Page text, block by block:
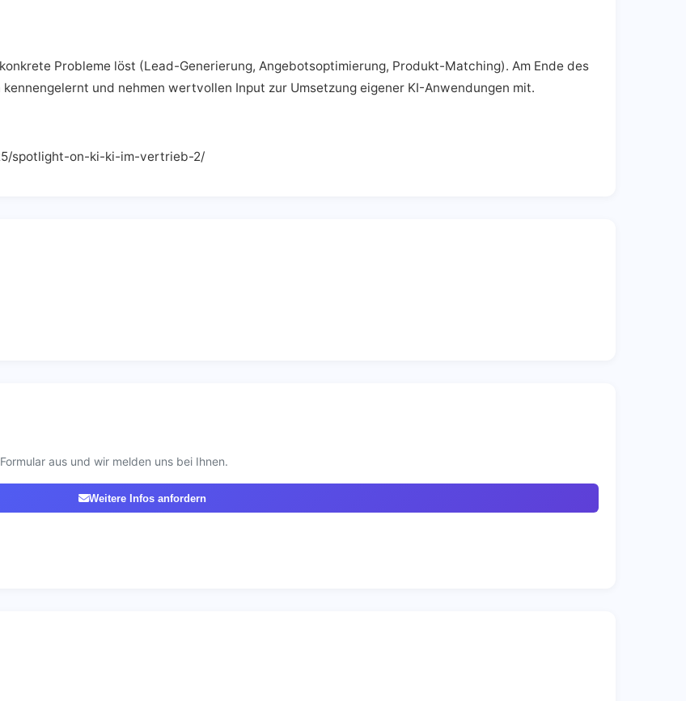
Probleme löst (Lead-Generierung, Angebotsoptimierung, Produkt-Matching). Am Ende des
und nehmen wertvollen Input zur Umsetzung eigener KI-Anwendungen mit.
spotlight-on-ki-ki-im-vertrieb-2/
aus und wir melden uns bei Ihnen.
Weitere Infos anfordern